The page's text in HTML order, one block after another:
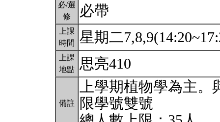
必/選
修
必帶
上課
時間
星期二
上課
地點
思亮410
備註
上學期植物學為主。
限學號雙號